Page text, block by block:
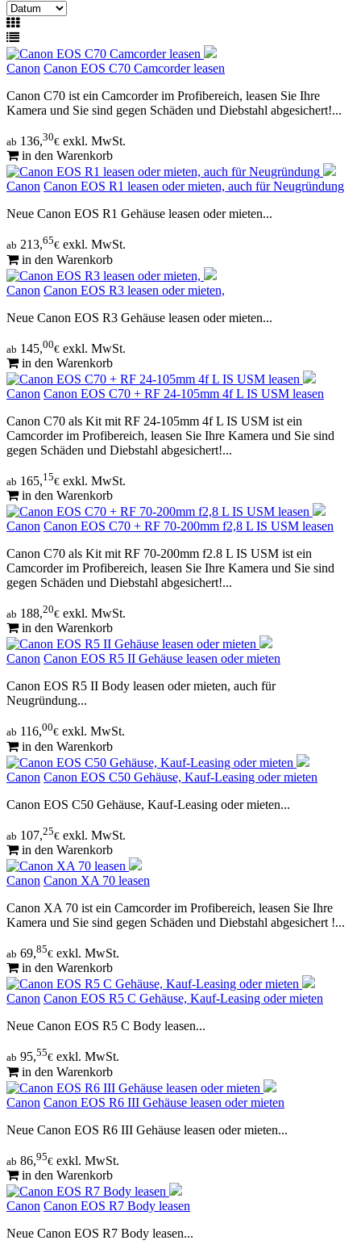
Canon Canon EOS C70 Camcorder leasen
Canon C70 ist ein Camcorder im Profibereich, leasen Sie Ihre
Kamera und Sie sind gegen Schäden und Diebstahl abgesichert!...
ab 136,30€ exkl. MwSt.
in den Warenkorb
Canon Canon EOS R1 leasen oder mieten, auch für Neugründung
Neue Canon EOS R1 Gehäuse leasen oder mieten...
ab 213,65€ exkl. MwSt.
in den Warenkorb
Canon Canon EOS R3 leasen oder mieten,
Neue Canon EOS R3 Gehäuse leasen oder mieten...
ab 145,00€ exkl. MwSt.
in den Warenkorb
Canon Canon EOS C70 + RF 24-105mm 4f L IS USM leasen
Canon C70 als Kit mit RF 24-105mm 4f L IS USM ist ein
Camcorder im Profibereich, leasen Sie Ihre Kamera und Sie sind
gegen Schäden und Diebstahl abgesichert!...
ab 165,15€ exkl. MwSt.
in den Warenkorb
Canon Canon EOS C70 + RF 70-200mm f2,8 L IS USM leasen
Canon C70 als Kit mit RF 70-200mm f2.8 L IS USM ist ein
Camcorder im Profibereich, leasen Sie Ihre Kamera und Sie sind
gegen Schäden und Diebstahl abgesichert!...
ab 188,20€ exkl. MwSt.
in den Warenkorb
Canon Canon EOS R5 II Gehäuse leasen oder mieten
Canon EOS R5 II Body leasen oder mieten, auch für
Neugründung...
ab 116,00€ exkl. MwSt.
in den Warenkorb
Canon Canon EOS C50 Gehäuse, Kauf-Leasing oder mieten
Canon EOS C50 Gehäuse, Kauf-Leasing oder mieten...
ab 107,25€ exkl. MwSt.
in den Warenkorb
Canon Canon XA 70 leasen
Canon XA 70 ist ein Camcorder im Profibereich, leasen Sie Ihre
Kamera und Sie sind gegen Schäden und Diebstahl abgesichert !...
ab 69,85€ exkl. MwSt.
in den Warenkorb
Canon Canon EOS R5 C Gehäuse, Kauf-Leasing oder mieten
Neue Canon EOS R5 C Body leasen...
ab 95,55€ exkl. MwSt.
in den Warenkorb
Canon Canon EOS R6 III Gehäuse leasen oder mieten
Neue Canon EOS R6 III Gehäuse leasen oder mieten...
ab 86,95€ exkl. MwSt.
in den Warenkorb
Canon Canon EOS R7 Body leasen
Neue Canon EOS R7 Body leasen...